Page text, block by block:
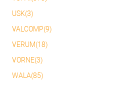
USK(3)
VALCOMP(9)
VERUM(18)
VORNE(3)
WALA(85)